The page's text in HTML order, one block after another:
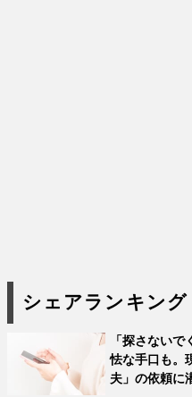
シェアランキング
「探さない
怯な手口も。
夫」の依頼に